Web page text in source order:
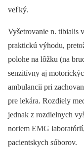
veľký.
Vyšetrovanie n. tibialis
praktickú výhodu,
polohe na lôžku (na
senzitívny aj
ambulancii pri
pre lekára. Rozdiely
jednak z rozdielnych
noriem EMG
pacientskych súborov.